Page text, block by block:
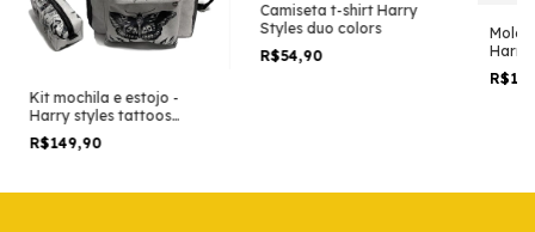
Kit mochila e estojo -
Harry styles tattoos
patern tamanho grande
padrão escolar e viagem
R$149,90
Camiseta t-shirt Harry
Styles duo colors
R$54,90
Harry